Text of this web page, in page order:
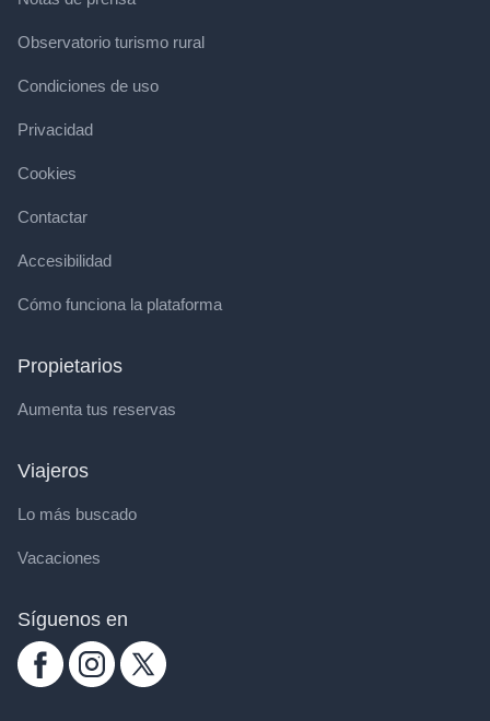
Observatorio turismo rural
Condiciones de uso
Privacidad
Cookies
Contactar
Accesibilidad
Cómo funciona la plataforma
Propietarios
Aumenta tus reservas
Viajeros
Lo más buscado
Vacaciones
Síguenos en